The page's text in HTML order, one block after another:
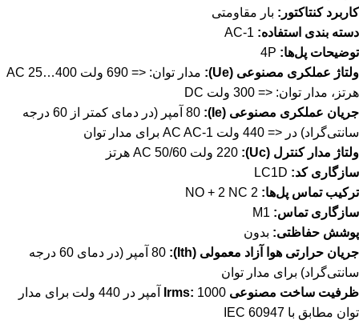
کاربرد کنتاکتور: بار مقاومتی
دسته بندی استفاده:
توضیحات پل‌ها:
ولتاژ عملکری مصنوعی (Ue):
مدار توان: <= 690 ولت AC 25…400
هرتز، مدار توان: <= 300 ولت DC
جریان عملکری مصنوعی (Ie):
80 آمپر (در دمای کمتر از 60 درجه
سانتی‌گراد) در <= 440 ولت AC AC-1 برای مدار توان
ولتاژ مدار کنترل (Uc):
سازگاری کد:
ترکیب تماس پل‌ها:
سازگاری تماس:
پوشش حفاظتی: بدون
جریان حرارتی هوا آزاد معمولی (Ith):
80 آمپر (در دمای 60 درجه
سانتی‌گراد) برای مدار توان
ظرفیت ساخت مصنوعی Irms:
1000 آمپر در 440 ولت برای مدار
توان مطابق با IEC 60947